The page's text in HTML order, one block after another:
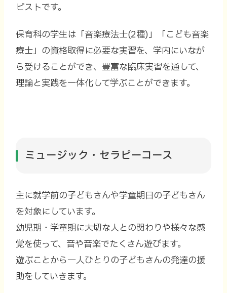
ピストです。
保育科の学生は「音楽療法士(2種)」「こども音楽
療士」の資格取得に必要な実習を、学内にいなが
ら受けることができ、豊富な臨床実習を通して、
理論と実践を一体化して学ぶことができます。
ミュージック・セラピーコース
主に就学前の子どもさんや学童期日の子どもさん
を対象にしています。
幼児期・学童期に大切な人との関わりや様々な感
覚を使って、音や音楽でたくさん遊びます。
遊ぶことから一人ひとりの子どもさんの発達の援
助をしていきます。